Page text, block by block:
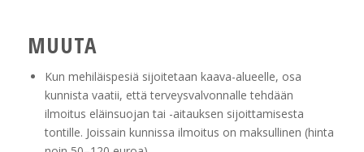
MUUTA
Kun mehiläispesiä sijoitetaan kaava-alueelle, osa
kunnista vaatii, että terveysvalvonnalle tehdään
ilmoitus eläinsuojan tai -aitauksen sijoittamisesta
tontille. Joissain kunnissa ilmoitus on maksullinen (hinta